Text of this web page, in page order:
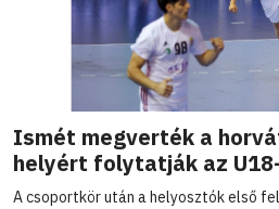
Ismét megverték a
helyért folytatják az
A csoportkör után a helyosztók első